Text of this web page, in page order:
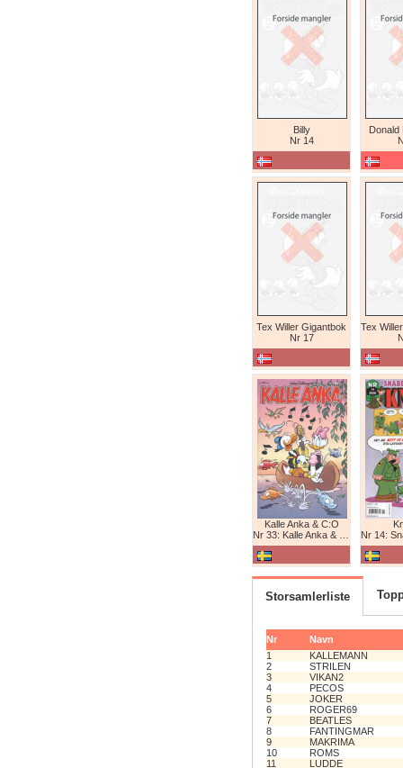
Billy
Nr 14
Donald
Tex Willer Gigantbok
Nr 17
Kalle Anka & C:O
Nr 33: Kalle Anka & C:O
Nr 14:
Storsamlerliste
Nr
Navn
1
KALLEMANN
2
STRILEN
3
VIKAN2
4
PECOS
5
JOKER
6
ROGER69
7
BEATLES
8
FANTINGMAR
9
MAKRIMA
10
ROMS
11
LUDDE